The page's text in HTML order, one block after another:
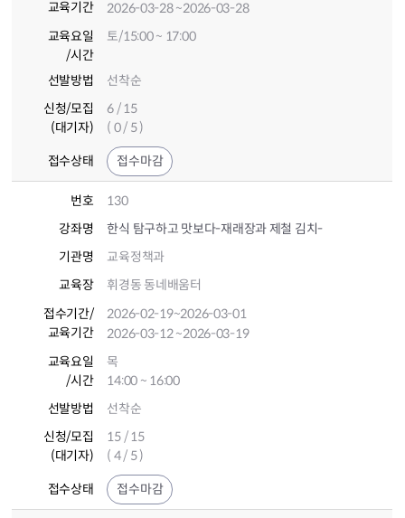
교육기간 2026-03-28~2026-03-28
교육요일
/시간
토/15:00 ~ 17:00
선발방법
선착순
신청/모집
(대기자)
6 / 15
( 0 / 5 )
접수상태 접수마감
번호
130
강좌명
한식 탐구하고 맛보다-재래장과 제철 김치-
기관명
교육정책과
교육장
휘경동 동네배움터
접수기간/
교육기간
2026-02-19~2026-03-01
2026-03-12~2026-03-19
교육요일
/시간
목
14:00 ~ 16:00
선발방법
선착순
신청/모집
(대기자)
15 / 15
( 4 / 5 )
접수상태 접수마감